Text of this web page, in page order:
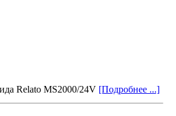
Relato MS2000/24V [Подробнее ...]